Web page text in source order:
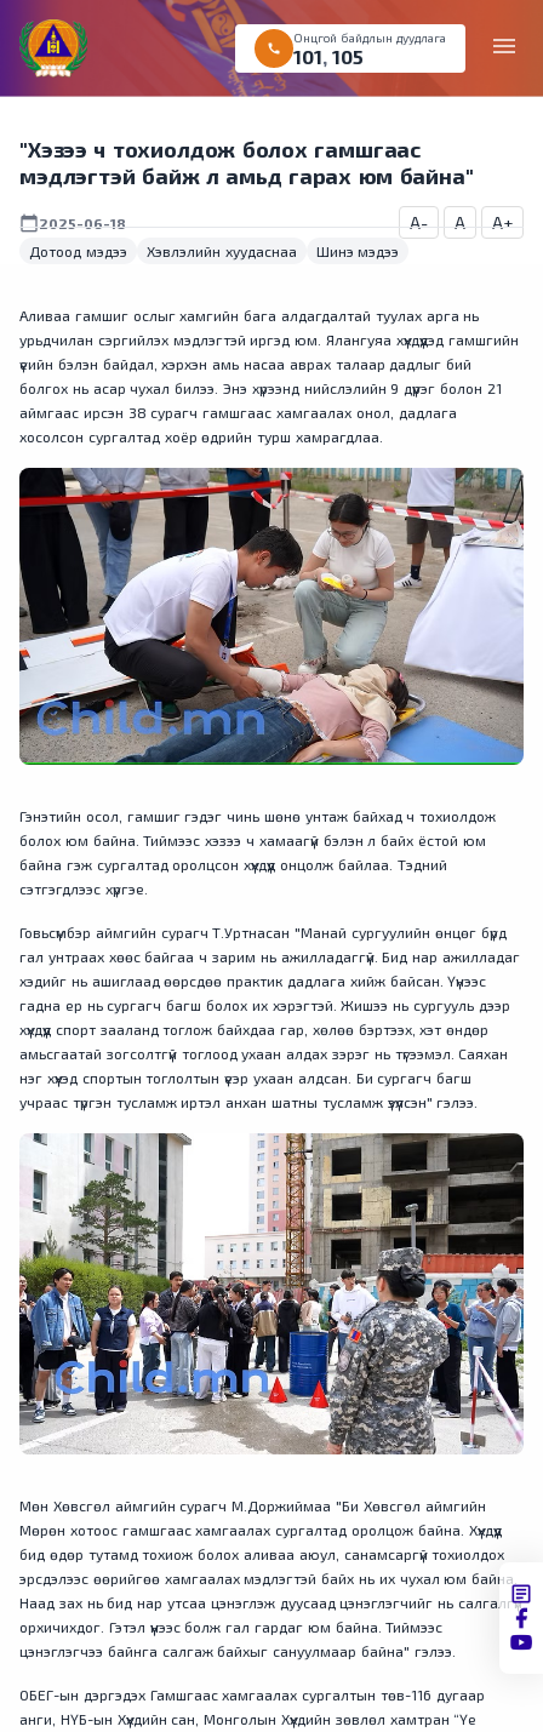
menu
call
Онцгой байдлын дуудлага
101 ,105
"Хэзээ ч тохиолдож болох гамшгаас
мэдлэгтэй байж л амьд гарах юм байна"
calendar_today2025-06-18
Дотоод мэдээ
Хэвлэлийн хуудаснаа Шинэ мэдээ
A- A A+
Аливаа гамшиг ослыг хамгийн бага алдагдалтай туулах арга нь
урьдчилан сэргийлэх мэдлэгтэй иргэд юм. Ялангуяа хүүхдүүдэд гамшгийн
үеийн бэлэн байдал, хэрхэн амь насаа аврах талаар дадлыг бий
болгох нь асар чухал билээ. Энэ хүрээнд нийслэлийн 9 дүүрэг болон 21
аймгаас ирсэн 38 сурагч гамшгаас хамгаалах онол, дадлага
хосолсон сургалтад хоёр өдрийн турш хамрагдлаа.
Гэнэтийн осол, гамшиг гэдэг чинь шөнө унтаж байхад ч тохиолдож
болох юм байна. Тиймээс хэзээ ч хамаагүй бэлэн л байх ёстой юм
байна гэж сургалтад оролцсон хүүхдүүд онцолж байлаа. Тэдний
сэтгэгдлээс хүргэе.
Говьсүмбэр аймгийн сурагч Т.Уртнасан "Манай сургуулийн өнцөг бүрд
гал унтраах хөөс байгаа ч зарим нь ажилладаггүй. Бид нар ажилладаг
хэдийг нь ашиглаад өөрсдөө практик дадлага хийж байсан. Үүнээс
гадна ер нь сургагч багш болох их хэрэгтэй. Жишээ нь сургууль дээр
хүүхдүүд спорт зааланд тоглож байхдаа гар, хөлөө бэртээх, хэт өндөр
амьсгаатай зогсолтгүй тоглоод ухаан алдах зэрэг нь түгээмэл. Саяхан
нэг хүүхэд спортын тоглолтын үеэр ухаан алдсан. Би сургагч багш
учраас түргэн тусламж иртэл анхан шатны тусламж үзүүлсэн" гэлээ.
Мөн Хөвсгөл аймгийн сурагч М.Доржиймаа "Би Хөвсгөл аймгийн
Мөрөн хотоос гамшгаас хамгаалах сургалтад оролцож байна. Хүүхдүүд
бид өдөр тутамд тохиож болох аливаа аюул, санамсаргүй тохиолдох
эрсдэлээс өөрийгөө хамгаалах мэдлэгтэй байх нь их чухал юм байна.
Наад зах нь бид нар утсаа цэнэглэж дуусаад цэнэглэгчийг нь салгалгүй
орхичихдог. Гэтэл үүнээс болж гал гардаг юм байна. Тиймээс
цэнэглэгчээ байнга салгаж байхыг сануулмаар байна" гэлээ.
ОБЕГ-ын дэргэдэх Гамшгаас хамгаалах сургалтын төв-116 дугаар
анги, НҮБ-ын Хүүхдийн сан, Монголын Хүүхдийн зөвлөл хамтран “Үе